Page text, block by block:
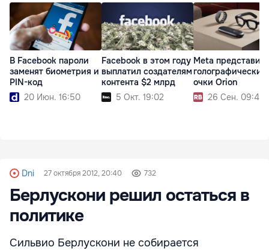
В Facebook пароли
заменят биометрия и
PIN-код
20 Июн. 16:50
Facebook в этом году
выплатил создателям
контента $2 млрд
5 Окт. 19:02
Meta
голографические
очки Orion
26 Сен. 09:43
Dni 27 октября 2012, 20:40 732
Берлускони решил остаться в
политике
Сильвио Берлускони не собирается